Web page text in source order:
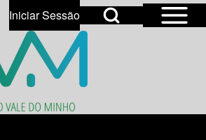
Open Sidebar
Open Search Block
User account menu
Iniciar SessãoOpen login dialog